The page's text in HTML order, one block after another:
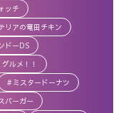
ッチ
リアの竜田チキン
ドーDS
ルメ！！
ミスタードーナツ
バーガー